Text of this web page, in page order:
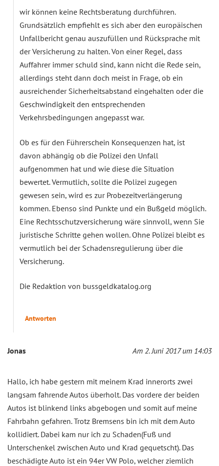
wir können keine Rechtsberatung durchführen.
Grundsätzlich empfiehlt es sich aber den europäischen
Unfallbericht genau auszufüllen und Rücksprache mit
der Versicherung zu halten. Von einer Regel, dass
Auffahrer immer schuld sind, kann nicht die Rede sein,
allerdings steht dann doch meist in Frage, ob ein
ausreichender Sicherheitsabstand eingehalten oder die
Geschwindigkeit den entsprechenden
Verkehrsbedingungen angepasst war.
Ob es für den Führerschein Konsequenzen hat, ist
davon abhängig ob die Polizei den Unfall
aufgenommen hat und wie diese die Situation
bewertet. Vermutlich, sollte die Polizei zugegen
gewesen sein, wird es zur Probezeitverlängerung
kommen. Ebenso sind Punkte und ein Bußgeld möglich.
Eine Rechtsschutzversicherung wäre sinnvoll, wenn Sie
juristische Schritte gehen wollen. Ohne Polizei bleibt es
vermutlich bei der Schadensregulierung über die
Versicherung.
Die Redaktion von bussgeldkatalog.org
Antworten
Jonas Am 2. Juni 2017 um 14:03
Hallo, ich habe gestern mit meinem Krad innerorts zwei
langsam fahrende Autos überholt. Das vordere der beiden
Autos ist blinkend links abgebogen und somit auf meine
Fahrbahn gefahren. Trotz Bremsens bin ich mit dem Auto
kollidiert. Dabei kam nur ich zu Schaden(Fuß und
Unterschenkel zwischen Auto und Krad gequetscht). Das
beschädigte Auto ist ein 94er VW Polo, welcher ziemlich